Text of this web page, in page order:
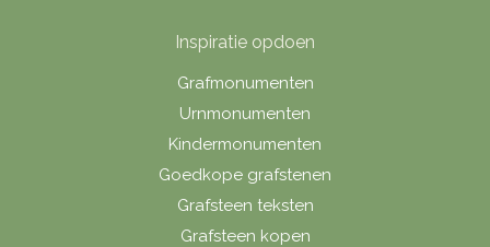
Inspiratie opdoen
Grafmonumenten
Urnmonumenten
Kindermonumenten
Goedkope grafstenen
Grafsteen teksten
Grafsteen kopen